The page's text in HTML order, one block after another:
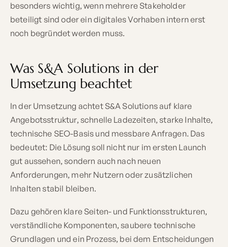
besonders wichtig, wenn mehrere Stakeholder
beteiligt sind oder ein digitales Vorhaben intern erst
noch begründet werden muss.
Was S&A Solutions in der
Umsetzung beachtet
In der Umsetzung achtet S&A Solutions auf klare
Angebotsstruktur, schnelle Ladezeiten, starke Inhalte,
technische SEO-Basis und messbare Anfragen. Das
bedeutet: Die Lösung soll nicht nur im ersten Launch
gut aussehen, sondern auch nach neuen
Anforderungen, mehr Nutzern oder zusätzlichen
Inhalten stabil bleiben.
Dazu gehören klare Seiten- und Funktionsstrukturen,
verständliche Komponenten, saubere technische
Grundlagen und ein Prozess, bei dem Entscheidungen